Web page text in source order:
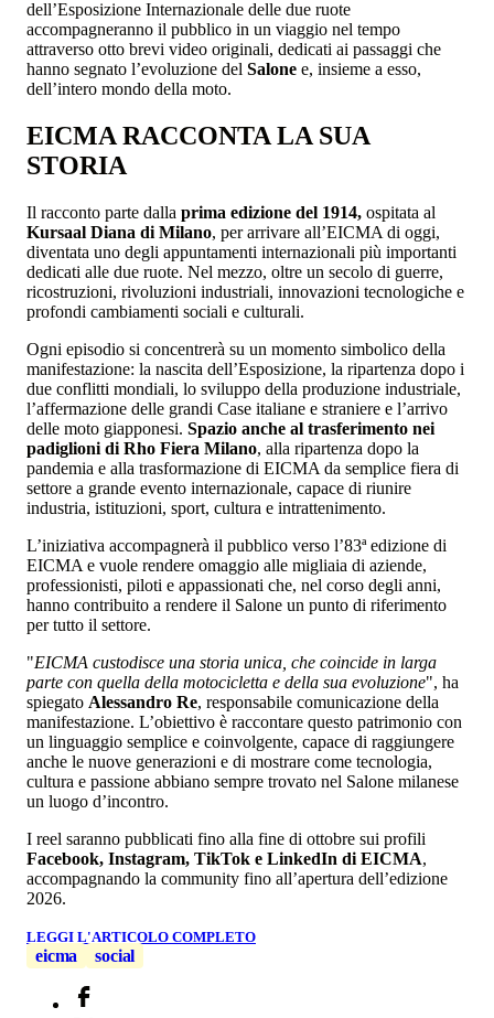
dell’Esposizione Internazionale delle due ruote
accompagneranno il pubblico in un viaggio nel tempo
attraverso otto brevi video originali, dedicati ai passaggi che
hanno segnato l’evoluzione del Salone e, insieme a esso,
dell’intero mondo della moto.
EICMA RACCONTA LA SUA
STORIA
Il racconto parte dalla prima edizione del 1914, ospitata al
Kursaal Diana di Milano, per arrivare all’EICMA di oggi,
diventata uno degli appuntamenti internazionali più importanti
dedicati alle due ruote. Nel mezzo, oltre un secolo di guerre,
ricostruzioni, rivoluzioni industriali, innovazioni tecnologiche e
profondi cambiamenti sociali e culturali.
Ogni episodio si concentrerà su un momento simbolico della
manifestazione: la nascita dell’Esposizione, la ripartenza dopo i
due conflitti mondiali, lo sviluppo della produzione industriale,
l’affermazione delle grandi Case italiane e straniere e l’arrivo
delle moto giapponesi. Spazio anche al trasferimento nei
padiglioni di Rho Fiera Milano, alla ripartenza dopo la
pandemia e alla trasformazione di EICMA da semplice fiera di
settore a grande evento internazionale, capace di riunire
industria, istituzioni, sport, cultura e intrattenimento.
L’iniziativa accompagnerà il pubblico verso l’83ª edizione di
EICMA e vuole rendere omaggio alle migliaia di aziende,
professionisti, piloti e appassionati che, nel corso degli anni,
hanno contribuito a rendere il Salone un punto di riferimento
per tutto il settore.
"EICMA custodisce una storia unica, che coincide in larga
parte con quella della motocicletta e della sua evoluzione", ha
spiegato Alessandro Re, responsabile comunicazione della
manifestazione. L’obiettivo è raccontare questo patrimonio con
un linguaggio semplice e coinvolgente, capace di raggiungere
anche le nuove generazioni e di mostrare come tecnologia,
cultura e passione abbiano sempre trovato nel Salone milanese
un luogo d’incontro.
I reel saranno pubblicati fino alla fine di ottobre sui profili
Facebook, Instagram, TikTok e LinkedIn di EICMA,
accompagnando la community fino all’apertura dell’edizione
2026.
LEGGI L'ARTICOLO COMPLETO
eicma social